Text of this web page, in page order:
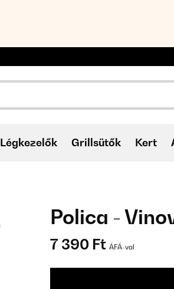
Légkezelők Grillsütők Kert
Polica -
7 390 Ft ÁFÁ-val